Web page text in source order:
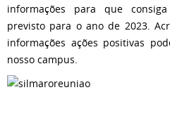
informações para que
previsto para o ano de 2023.
informações ações positivas
nosso campus.